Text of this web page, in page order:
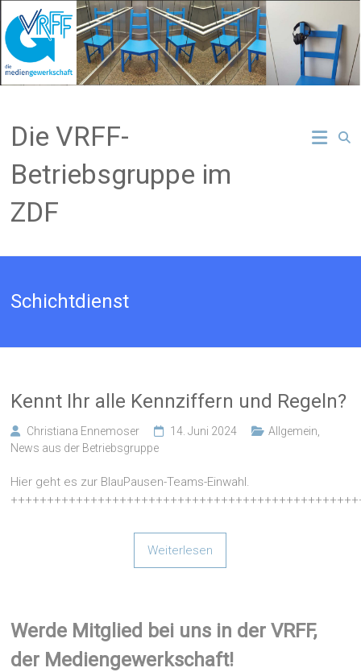
Inhalt
springen
Die VRFF-
Betriebsgruppe im
ZDF
Schichtdienst
Kennt Ihr alle Kennziffern und Regeln?
Christiana Ennemoser 14. Juni 2024 Allgemein
News aus der Betriebsgruppe
Hier geht es zur BlauPausen-Teams-Einwahl.
Weiterlesen
Werde Mitglied bei uns in der VRFF,
der Mediengewerkschaft!